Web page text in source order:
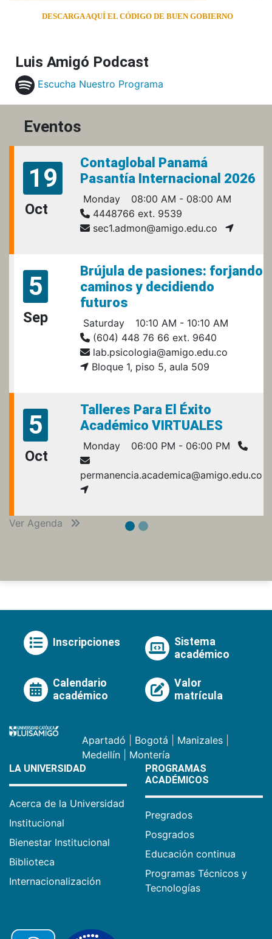
DESCARGA AQUÍ EL CÓDIGO DE BUEN GOBIERNO
Luis Amigó Podcast
Escucha Nuestro Programa
Eventos
19
Oct
Contaglobal Panamá
Pasantía Internacional 2026
Monday
08:00 AM - 08:00 AM
4448766 ext. 9539
sec1.admon@amigo.edu.co
5
Sep
Brújula de pasiones: forjando
caminos y decidiendo
futuros
Saturday
10:10 AM - 10:10 AM
(604) 448 76 66 ext. 9640
lab.psicologia@amigo.edu.co
Bloque 1, piso 5, aula 509
5
Oct
Talleres Para El Éxito
Académico VIRTUALES
Monday 06:00 PM - 06:00 PM
permanencia.academica@amigo.edu.co
Ver Agenda
Inscripciones
Sistema
académico
Calendario
académico
Valor
matrícula
Apartadó Bogotá Manizales
Medellín
Montería
LA UNIVERSIDAD
Acerca de la Universidad
Institucional
Bienestar Institucional
Biblioteca
Internacionalización
PROGRAMAS
ACADÉMICOS
Pregrados
Posgrados
Educación continua
Programas Técnicos y
Tecnologías